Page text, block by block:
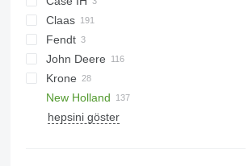
Claas
Dominator
Jaguar
Lexion
Tucano
D-series
Fendt
Katana
John Deere
7200
7250
7300
Krone
Big M
Big X
30
New Holland
CR
hepsini göster